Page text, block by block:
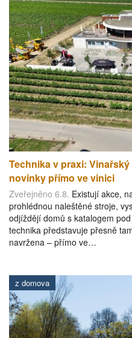
Technika v praxi:
novinky přímo ve vinici
Zveřejněno 6.8. Existují akce,
prohlédnou naleštěné stroje,
odjíždějí domů s katalogem
technika představuje přesně
navržena – přímo ve…
z domova